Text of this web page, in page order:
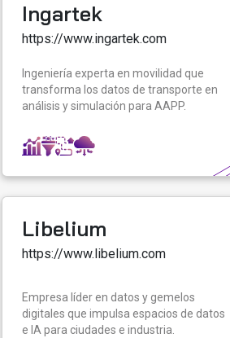
Ingartek
https://www.ingartek.com
Ingeniería experta en movilidad que
transforma los datos de transporte en
análisis y simulación para AAPP.
Libelium
https://www.libelium.com
Empresa líder en datos y gemelos
digitales que impulsa espacios de datos
e IA para ciudades e industria.